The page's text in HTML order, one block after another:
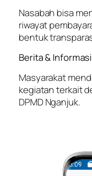
Nasabah bisa
riwayat
bentuk
Berita & Informasi
Masyarakat
kegiatan terkait
DPMD Nganjuk.